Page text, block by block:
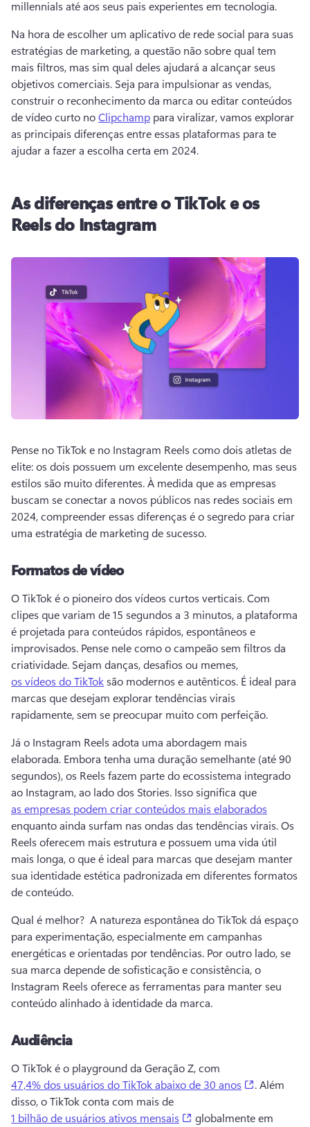
millennials até aos seus pais experientes em tecnologia.
Na hora de escolher um aplicativo de rede social para suas
estratégias de marketing, a questão não sobre qual tem
mais filtros, mas sim qual deles ajudará a alcançar seus
objetivos comerciais. Seja para impulsionar as vendas,
construir o reconhecimento da marca ou editar conteúdos
de vídeo curto no Clipchamp para viralizar, vamos explorar
as principais diferenças entre essas plataformas para te
ajudar a fazer a escolha certa em 2024.
As diferenças entre o TikTok e os
Reels do Instagram
Pense no TikTok e no Instagram Reels como dois atletas de
elite: os dois possuem um excelente desempenho, mas seus
estilos são muito diferentes. À medida que as empresas
buscam se conectar a novos públicos nas redes sociais em
2024, compreender essas diferenças é o segredo para criar
uma estratégia de marketing de sucesso.
Formatos de vídeo
O TikTok é o pioneiro dos vídeos curtos verticais. Com
clipes que variam de 15 segundos a 3 minutos, a plataforma
é projetada para conteúdos rápidos, espontâneos e
improvisados. Pense nele como o campeão sem filtros da
criatividade. Sejam danças, desafios ou memes,
os vídeos do TikTok são modernos e autênticos. É ideal para
marcas que desejam explorar tendências virais
rapidamente, sem se preocupar muito com perfeição.
Já o Instagram Reels adota uma abordagem mais
elaborada. Embora tenha uma duração semelhante (até 90
segundos), os Reels fazem parte do ecossistema integrado
ao Instagram, ao lado dos Stories. Isso significa que
as empresas podem criar conteúdos mais elaborados
enquanto ainda surfam nas ondas das tendências virais. Os
Reels oferecem mais estrutura e possuem uma vida útil
mais longa, o que é ideal para marcas que desejam manter
sua identidade estética padronizada em diferentes formatos
de conteúdo.
Qual é melhor? A natureza espontânea do TikTok dá espaço
para experimentação, especialmente em campanhas
energéticas e orientadas por tendências. Por outro lado, se
sua marca depende de sofisticação e consistência, o
Instagram Reels oferece as ferramentas para manter seu
conteúdo alinhado à identidade da marca.
Audiência
O TikTok é o playground da Geração Z, com
47,4% dos usuários do TikTok abaixo de 30 anos
(opens in
. Além
disso, o TikTok conta com mais de
1 bilhão de usuários ativos mensais
(opens in a new tab)
globalmente em